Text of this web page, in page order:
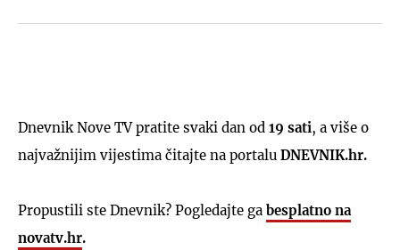
Dnevnik Nove TV pratite svaki dan od 19 sati, a više o
najvažnijim vijestima čitajte na portalu DNEVNIK.hr.
Propustili ste Dnevnik? Pogledajte ga besplatno na
novatv.hr.